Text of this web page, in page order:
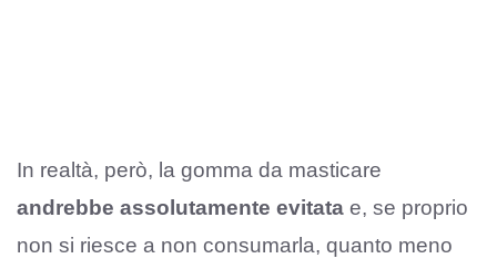
In realtà, però, la gomma da masticare
andrebbe assolutamente evitata e, se proprio
non si riesce a non consumarla, quanto meno